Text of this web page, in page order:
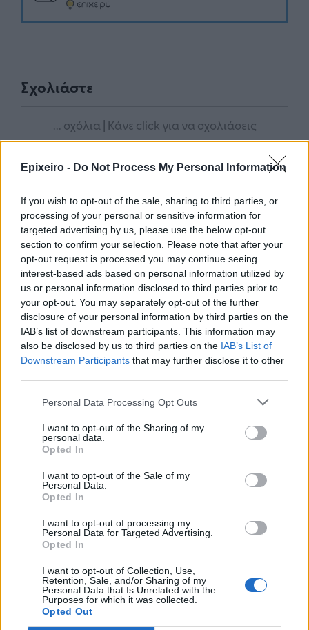
Epixeiro - Do Not Process My Personal Information
If you wish to opt-out of the sale, sharing to third parties, or
processing of your personal or sensitive information for
targeted advertising by us, please use the below opt-out
section to confirm your selection. Please note that after your
opt-out request is processed you may continue seeing
interest-based ads based on personal information utilized by
us or personal information disclosed to third parties prior to
your opt-out. You may separately opt-out of the further
disclosure of your personal information by third parties on the
IAB’s list of downstream participants. This information may
also be disclosed by us to third parties on the IAB’s List of
Downstream Participants that may further disclose it to other
Personal Data Processing Opt Outs
I want to opt-out of the Sharing of my
personal data.
Opted In
I want to opt-out of the Sale of my
Personal Data.
Opted In
I want to opt-out of processing my
Personal Data for Targeted Advertising.
Opted In
I want to opt-out of Collection, Use,
Retention, Sale, and/or Sharing of my
Personal Data that Is Unrelated with the
Purposes for which it was collected.
Opted Out
Σχολιάστε
... σχόλια | Κάνε click για να σχολιάσεις
μέλλον του Insurance στην εποχή του AI
Advertorial
Περισσότερα από το